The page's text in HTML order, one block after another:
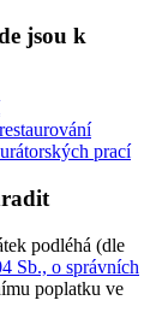
jsou k
prací
podléhá (dle
Sb., o správních
poplatku ve